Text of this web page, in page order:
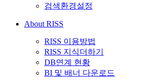
검색환경설정
About RISS
RISS 이용방법
RISS 지식더하기
DB연계 현황
BI 및 배너 다운로드